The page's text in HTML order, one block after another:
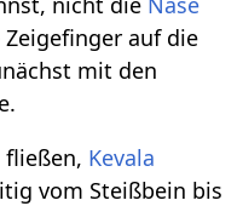
auf die
mit den
fließen, Kevala
vom Steißbein bis